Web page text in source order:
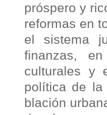
próspero y
reformas en
el sistema
finanzas,
culturales y
política de
blación